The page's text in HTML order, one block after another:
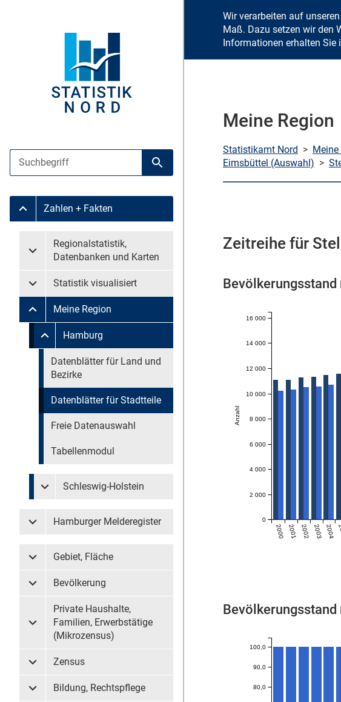
Suche
Suche starten
Untermenü Zahlen + Fakten
Zahlen + Fakten
Untermenü überspringen
Untermenü Regionalstatistik, Datenbanken und Karten
Regionalstatistik,
Datenbanken und Karten
Untermenü Statistik visualisiert
Statistik visualisiert
Untermenü Meine Region
Meine Region
Untermenü überspringen
Untermenü Meine Region Hamburg
Hamburg
Untermenü überspringen
Datenblätter für Land und
Bezirke
Datenblätter für Stadtteile
Freie Datenauswahl
Tabellenmodul
Untermenü Meine Region Schleswig-Holstein
Schleswig-Holstein
Untermenü Hamburger Melderegister
Hamburger Melderegister
Untermenü Gebiet, Fläche
Gebiet, Fläche
Untermenü Bevölkerung
Bevölkerung
Untermenü Private Haushalte, Familien, Erwerbstätige (Mikrozensus)
Private Haushalte,
Familien, Erwerbstätige
(Mikrozensus)
Untermenü Zensus
Zensus
Untermenü Bildung, Rechtspflege
Bildung, Rechtspflege
Wir verarbeiten auf
Maß. Dazu setzen wir den
Informationen erhalten Sie
Meine Region
Statistikamt Nord > Meine
Eimsbüttel (Auswahl) >
Zeitreihe für
2000 2001 2002 2003 2004
Anzahl
0
2 000
4 000
6 000
8 000
10 000
12 000
14 000
16 000
80,0
90,0
100,0